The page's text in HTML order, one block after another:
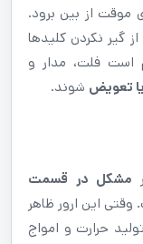
موقت از بین برود.
گیر نکردن کلیدها
است فلت، مدار و
تعویض شوند.
مشکل در قسمت
وقتی این ارور ظاهر
حرارت و امواج